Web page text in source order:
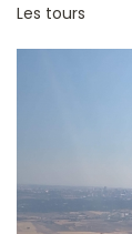
Les tours